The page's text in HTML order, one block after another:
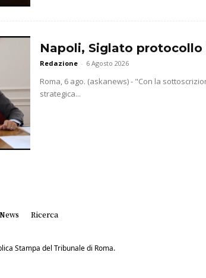
Napoli, Siglato
Redazione - 6 Agosto 2026
Roma, 6 ago. (askanews) - "Con la
strategica...
Ricerca
Stampa del Tribunale di Roma.